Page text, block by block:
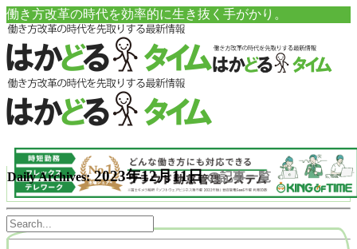
働き方改革の時代を効率的に生き抜く手がかり。
Daily Archives:2023年12月11日の記事一覧